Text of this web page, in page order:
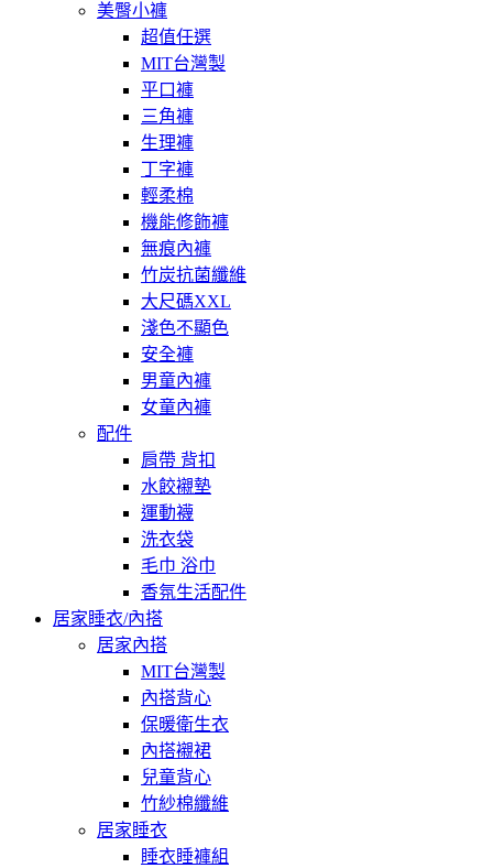
美臀小褲
超值任選
MIT台灣製
平口褲
三角褲
生理褲
丁字褲
輕柔棉
機能修飾褲
無痕內褲
竹炭抗菌纖維
大尺碼XXL
淺色不顯色
安全褲
男童內褲
女童內褲
配件
肩帶 背扣
水餃襯墊
運動襪
洗衣袋
毛巾 浴巾
香氛生活配件
居家睡衣/內搭
居家內搭
MIT台灣製
內搭背心
保暖衛生衣
內搭襯裙
兒童背心
竹紗棉纖維
居家睡衣
睡衣睡褲組